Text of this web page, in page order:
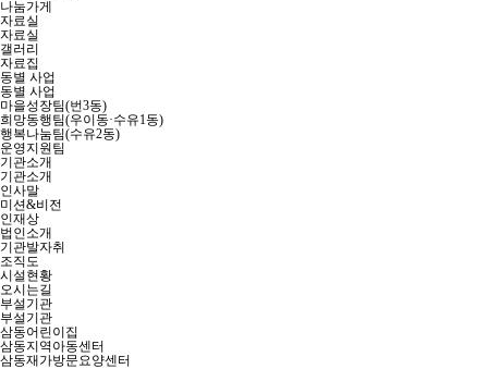
나눔가게
자료실
자료실
갤러리
자료집
동별 사업
동별 사업
마을성장팀(번3동)
희망동행팀(우이동·수유1동)
행복나눔팀(수유2동)
운영지원팀
기관소개
기관소개
인사말
미션&비전
인재상
법인소개
기관발자취
조직도
시설현황
오시는길
부설기관
부설기관
삼동어린이집
삼동지역아동센터
삼동재가방문요양센터